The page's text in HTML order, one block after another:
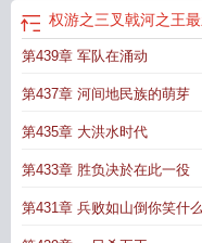
权游之三叉戟河之王免费
戟河之王txt
叉戟河之王TXT权游之三叉戟
权游之三叉戟河之王
第439章 军队在涌动
第437章 河间地民族的萌芽
第435章 大洪水时代
第433章 胜负决於在此一役
第431章 兵败如山倒你笑什么